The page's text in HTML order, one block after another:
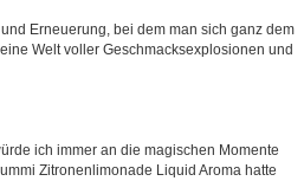
Erneuerung, bei dem man sich ganz dem
Welt voller Geschmacksexplosionen und
ich immer an die magischen Momente
Zitronenlimonade Liquid Aroma hatte